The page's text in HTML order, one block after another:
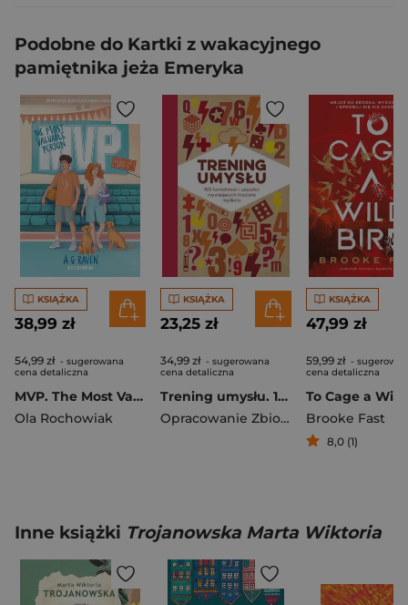
Podobne do Kartki z wakacyjnego
pamiętnika jeża Emeryka
KSIĄŻKA
38,99 zł
54,99 zł - sugerowana
cena detaliczna
MVP. The Most Valuable Person
Ola Rochowiak
KSIĄŻKA
23,25 zł
34,99 zł - sugerowana
cena detaliczna
Trening umysłu. 160 łamigłówek i zagadek rozwijających logiczne myślenie
Opracowanie Zbiorowe
KSIĄŻKA
47,99 zł
59,99 zł -
cena detaliczna
Brooke Fast
8,0 (1)
Inne książki Trojanowska Marta Wiktoria